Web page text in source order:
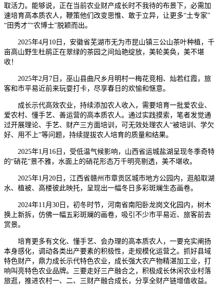
取活力。能够说，正在当前农业财产成长时不我待的布景下，必需加
速培育高本质农人，鞭策他们改变思惟、敢于立异，让更多“土专家”
“田秀才”“农博士”脱颖而出。
2025年4月10日，安徽省芜湖市无为市昆山镇三公山茶叶种植，千
亩高山野生杜鹃正在翠绿的茶园之间灿艳绽放，美轮美奂，美不堪
收！
2025年2月7日，巫山县曲尺乡月明村一梅花竞相、灿若红霞，旅
客和市平易近前来玩耍打卡，尽享春日的欢愉和惬意。
成长示代高效农业，持续添加农人收入，需要培育一批爱农业、
爱农村、懂手艺、善运营的高本质农人。通过实践摸索，笔者发觉通
过开展理论、手艺、财产三方面培训，可无效处理农人“被培训、学欠
好、用不上”等问题，持续提拔农人培育的质量和结果。
2025年1月16日，受低温气候影响，山西省运城盐湖呈现冬季奇特
的“硝花”景不雅，水面上的硝花形态万千明亮剔透，美不堪收。
2025年1月20日，江西省赣州市章贡区城市地方公园内，逛船取湖
水、植被、高楼彼此映托，呈现出一幅冬日多彩斑斓生态画卷。
2024年11月30日，初冬时节，河南省南阳卧龙岗文化园内，树木
换上新拆，仿佛一幅五彩斑斓的画卷，吸引不少市平易近、旅客前去
赏景。
培育更多有文化、懂手艺、会办理的高本质农人，一要充实阐扬
本身感化，调动各类出产要素的积极性，走规模化运营之。抓好县域
特色财产，鼎力成长示代特色农业，成长强大农产物精湛加工业，打
响叫亮特色农业品牌。三要走好三产融合之，积极成长休闲农业村落
旅逛，推进农村一、二、三财产融合成长，分享全财产链增值收益。